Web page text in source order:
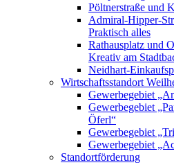
Pöltnerstraße und
Admiral-Hipper-
Praktisch alles
Rathausplatz und
Kreativ am
Neidhart-
Wirtschaftsstandort
Gewerbegebiet
Gewerbegebiet
Öferl“
Gewerbegebiet
Gewerbegebiet
Standortförderung